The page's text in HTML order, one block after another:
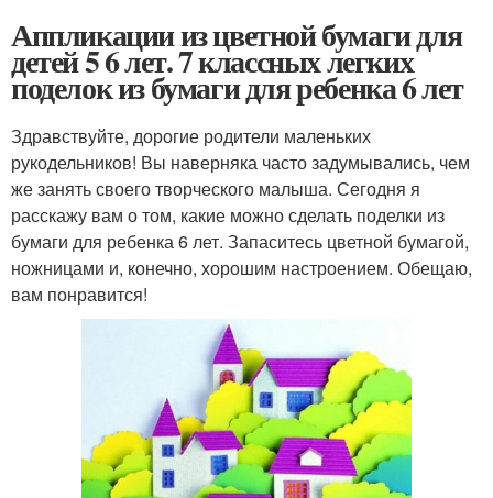
Аппликации из цветной бумаги для
детей 5 6 лет. 7 классных легких
поделок из бумаги для ребенка 6 лет
Здравствуйте, дорогие родители маленьких
рукодельников! Вы наверняка часто задумывались, чем
же занять своего творческого малыша. Сегодня я
расскажу вам о том, какие можно сделать поделки из
бумаги для ребенка 6 лет. Запаситесь цветной бумагой,
ножницами и, конечно, хорошим настроением. Обещаю,
вам понравится!